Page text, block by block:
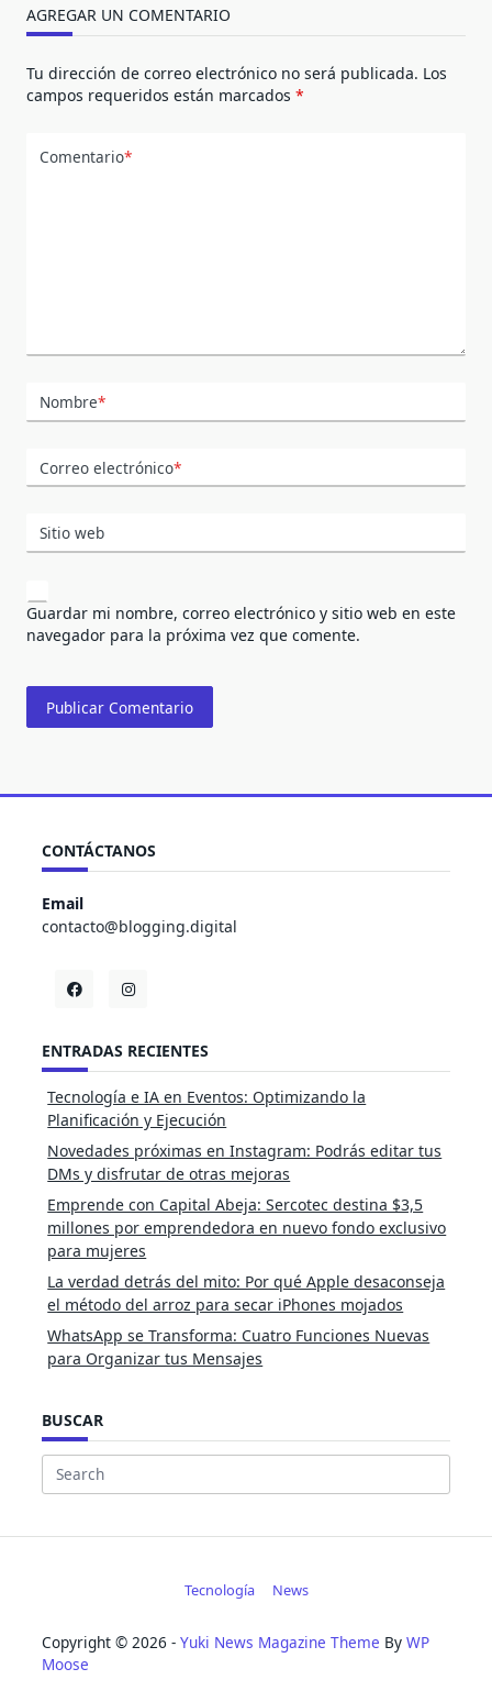
AGREGAR UN COMENTARIO
Tu dirección de correo electrónico no será publicada. Los
campos requeridos están marcados *
Comentario*
Nombre*
Correo electrónico*
Sitio web
Guardar mi nombre, correo electrónico y sitio web en este
navegador para la próxima vez que comente.
CONTÁCTANOS
Email
contacto@blogging.digital
ENTRADAS RECIENTES
Tecnología e IA en Eventos: Optimizando la
Planificación y Ejecución
Novedades próximas en Instagram: Podrás editar tus
DMs y disfrutar de otras mejoras
Emprende con Capital Abeja: Sercotec destina $3,5
millones por emprendedora en nuevo fondo exclusivo
para mujeres
La verdad detrás del mito: Por qué Apple desaconseja
el método del arroz para secar iPhones mojados
WhatsApp se Transforma: Cuatro Funciones Nuevas
para Organizar tus Mensajes
BUSCAR
Search
Tecnología News
Copyright © 2026 - Yuki News Magazine Theme By WP
Moose